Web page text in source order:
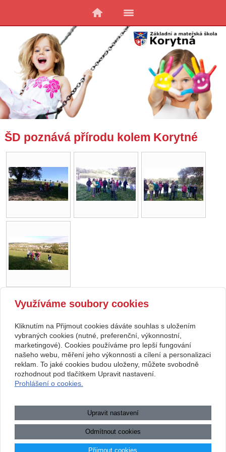
ŠD poznává přírodu kolem Korytné
zpět
Copyright © 2026 Základní škola, Korytná, okres Uherské Hradiště, příspěvková
a
Mapa webu|Zobrazit klasickou verzi
Přístupnost webových stránek|GDPR|
informace
.:.
Využíváme soubory cookies
Kliknutím na Přijmout cookies dáváte souhlas s uložením
vybraných cookies (nutné, preferenční, výkonnostní,
marketingové). Cookies používáme pro lepší fungování
našeho webu, měření jeho výkonnosti a cílení a personalizaci
reklam. To jaké cookies budou uloženy, můžete svobodně
rozhodnout pod tlačítkem Upravit nastavení.
Prohlášení o cookies.
Upravit nastavení
Odmítnout cookies
Přijmout cookies